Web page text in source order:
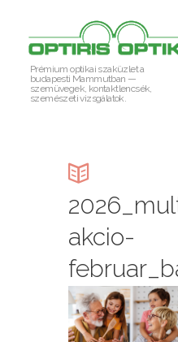
Prémium optikai szaküzlet a
budapesti Mammutban —
szemüvegek, kontaktlencsék,
szemészeti vizsgálatok.
akcio-